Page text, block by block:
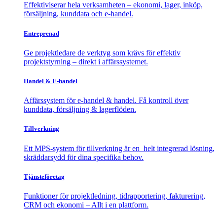
Effektiviserar hela verksamheten – ekonomi, lager, inköp,
försäljning, kunddata och e-handel.
Entreprenad
Ge projektledare de verktyg som krävs för effektiv
projektstyrning – direkt i affärssystemet.
Handel & E-handel
Affärssystem för e-handel & handel. Få kontroll över
kunddata, försäljning & lagerflöden.
Tillverkning
Ett MPS-system för tillverkning är en helt integrerad lösning,
skräddarsydd för dina specifika behov.
Tjänsteföretag
Funktioner för projektledning, tidrapportering, fakturering,
CRM och ekonomi – Allt i en plattform.